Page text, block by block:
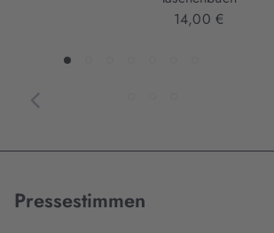
14,00 €
Pressestimmen